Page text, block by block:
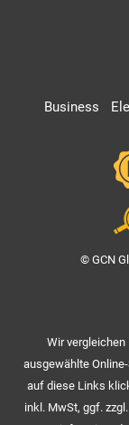
Business
© GCN
Wir vergleichen
ausgewählte
auf diese Links
inkl. MwSt, ggf.